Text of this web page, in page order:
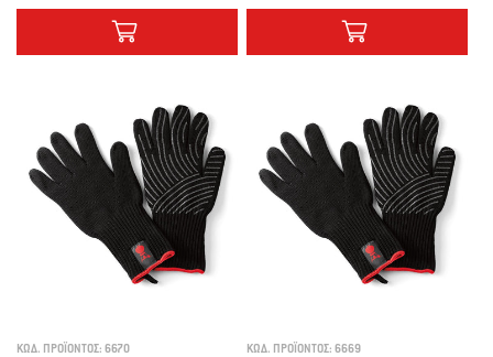
ΚΩΔ. ΠΡΟΪΌΝΤΟΣ: 6670 ΚΩΔ. ΠΡΟΪΌΝΤΟΣ: 6669